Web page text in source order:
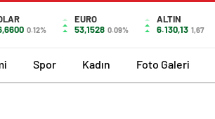
0.12%
EURO
53,1528 0.09%
ALTIN
6.130,13 1,67
Spor Kadın Foto Galeri